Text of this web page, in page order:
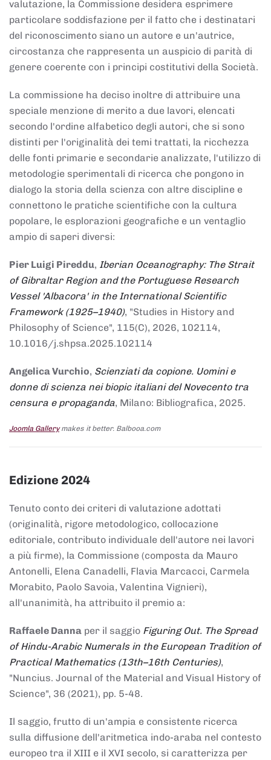
valutazione, la Commissione desidera esprimere
particolare soddisfazione per il fatto che i destinatari
del riconoscimento siano un autore e un'autrice,
circostanza che rappresenta un auspicio di parità di
genere coerente con i principi costitutivi della Società.
La commissione ha deciso inoltre di attribuire una
speciale menzione di merito a due lavori, elencati
secondo l'ordine alfabetico degli autori, che si sono
distinti per l'originalità dei temi trattati, la ricchezza
delle fonti primarie e secondarie analizzate, l'utilizzo di
metodologie sperimentali di ricerca che pongono in
dialogo la storia della scienza con altre discipline e
connettono le pratiche scientifiche con la cultura
popolare, le esplorazioni geografiche e un ventaglio
ampio di saperi diversi:
Pier Luigi Pireddu, Iberian Oceanography: The Strait
of Gibraltar Region and the Portuguese Research
Vessel 'Albacora' in the International Scientific
Framework (1925–1940), "Studies in History and
Philosophy of Science", 115(C), 2026, 102114,
10.1016/j.shpsa.2025.102114
Angelica Vurchio, Scienziati da copione. Uomini e
donne di scienza nei biopic italiani del Novecento tra
censura e propaganda, Milano: Bibliografica, 2025.
Joomla Gallerymakes it better. Balbooa.com
Edizione 2024
Tenuto conto dei criteri di valutazione adottati
(originalità, rigore metodologico, collocazione
editoriale, contributo individuale dell'autore nei lavori
a più firme), la Commissione (composta da Mauro
Antonelli, Elena Canadelli, Flavia Marcacci, Carmela
Morabito, Paolo Savoia, Valentina Vignieri),
all'unanimità, ha attribuito il premio a:
Raffaele Danna per il saggio Figuring Out. The Spread
of Hindu-Arabic Numerals in the European Tradition of
Practical Mathematics (13th–16th Centuries),
"Nuncius. Journal of the Material and Visual History of
Science", 36 (2021), pp. 5-48.
Il saggio, frutto di un'ampia e consistente ricerca
sulla diffusione dell'aritmetica indo-araba nel contesto
europeo tra il XIII e il XVI secolo, si caratterizza per